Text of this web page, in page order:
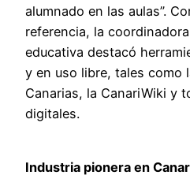
alumnado en las aulas”.
referencia, la
educativa destacó
y en uso libre, tales como
Canarias, la CanariWiki y
digitales.
Industria pionera en